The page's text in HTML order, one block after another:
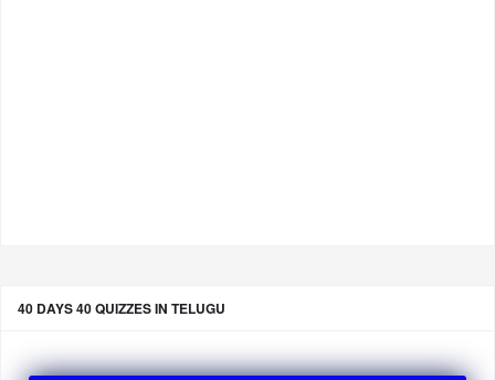
40 DAYS 40 QUIZZES IN TELUGU